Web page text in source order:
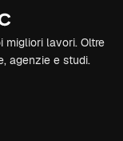
migliori lavori. Oltre
agenzie e studi.